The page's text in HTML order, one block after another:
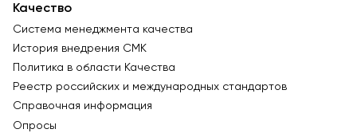
Качество
Система менеджмента качества
История внедрения СМК
Политика в области Качества
Реестр российских и международных стандартов
Справочная информация
Опросы